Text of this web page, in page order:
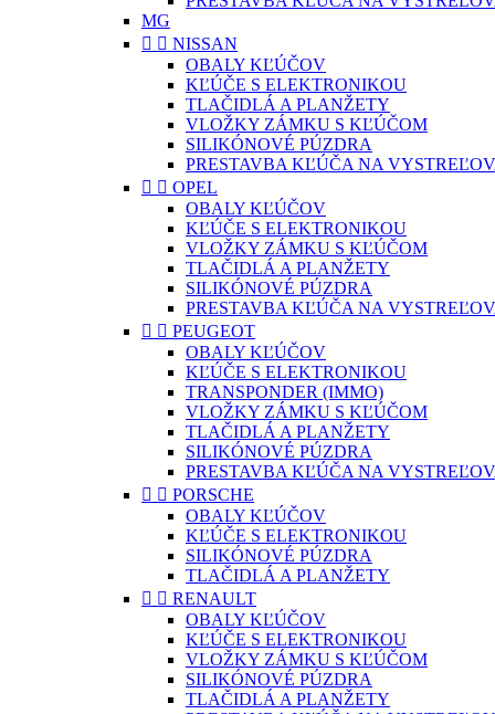
MG
  NISSAN
OBALY KĽÚČOV
KĽÚČE S ELEKTRONIKOU
TLAČIDLÁ A PLANŽETY
VLOŽKY ZÁMKU S KĽÚČOM
SILIKÓNOVÉ PÚZDRA
PRESTAVBA KĽÚČA NA
  OPEL
OBALY KĽÚČOV
KĽÚČE S ELEKTRONIKOU
VLOŽKY ZÁMKU S KĽÚČOM
TLAČIDLÁ A PLANŽETY
SILIKÓNOVÉ PÚZDRA
PRESTAVBA KĽÚČA NA
  PEUGEOT
OBALY KĽÚČOV
KĽÚČE S ELEKTRONIKOU
TRANSPONDER (IMMO)
VLOŽKY ZÁMKU S KĽÚČOM
TLAČIDLÁ A PLANŽETY
SILIKÓNOVÉ PÚZDRA
PRESTAVBA KĽÚČA NA
  PORSCHE
OBALY KĽÚČOV
KĽÚČE S ELEKTRONIKOU
SILIKÓNOVÉ PÚZDRA
TLAČIDLÁ A PLANŽETY
  RENAULT
OBALY KĽÚČOV
KĽÚČE S ELEKTRONIKOU
VLOŽKY ZÁMKU S KĽÚČOM
SILIKÓNOVÉ PÚZDRA
TLAČIDLÁ A PLANŽETY